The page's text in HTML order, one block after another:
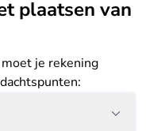
plaatsen van
je rekening